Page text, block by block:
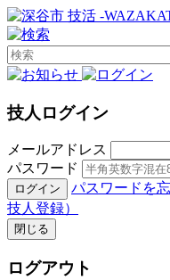
技人ログイン
メールアドレス
パスワード
ログイン パスワードを
技人登録）
閉じる
ログアウト